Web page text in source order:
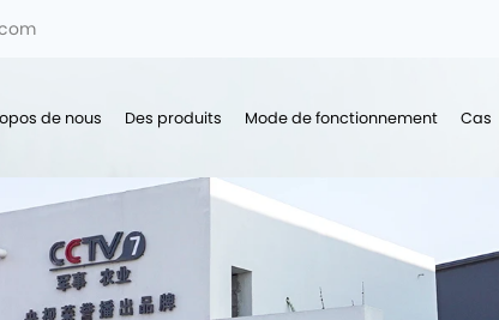
de nous Des produits Mode de fonctionnement Cas